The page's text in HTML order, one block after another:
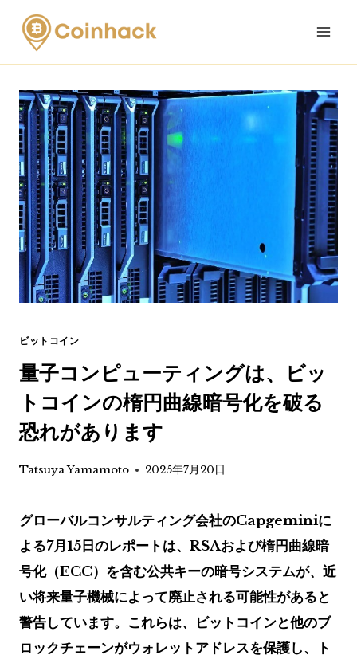
Skip
content
ビットコイン
量子コンピューティングは、ビッ
トコインの楕円曲線暗号化を破る
恐れがあります
Tatsuya Yamamoto 2025年7月20日
グローバルコンサルティング会社のCapgeminiに
よる7月15日のレポートは、RSAおよび楕円曲線暗
号化（ECC）を含む公共キーの暗号システムが、近
い将来量子機械によって廃止される可能性があると
警告しています。これらは、ビットコインと他のブ
ロックチェーンがウォレットアドレスを保護し、ト